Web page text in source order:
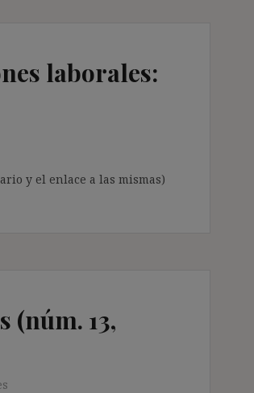
laborales:
y el enlace a las mismas)
(núm. 13,